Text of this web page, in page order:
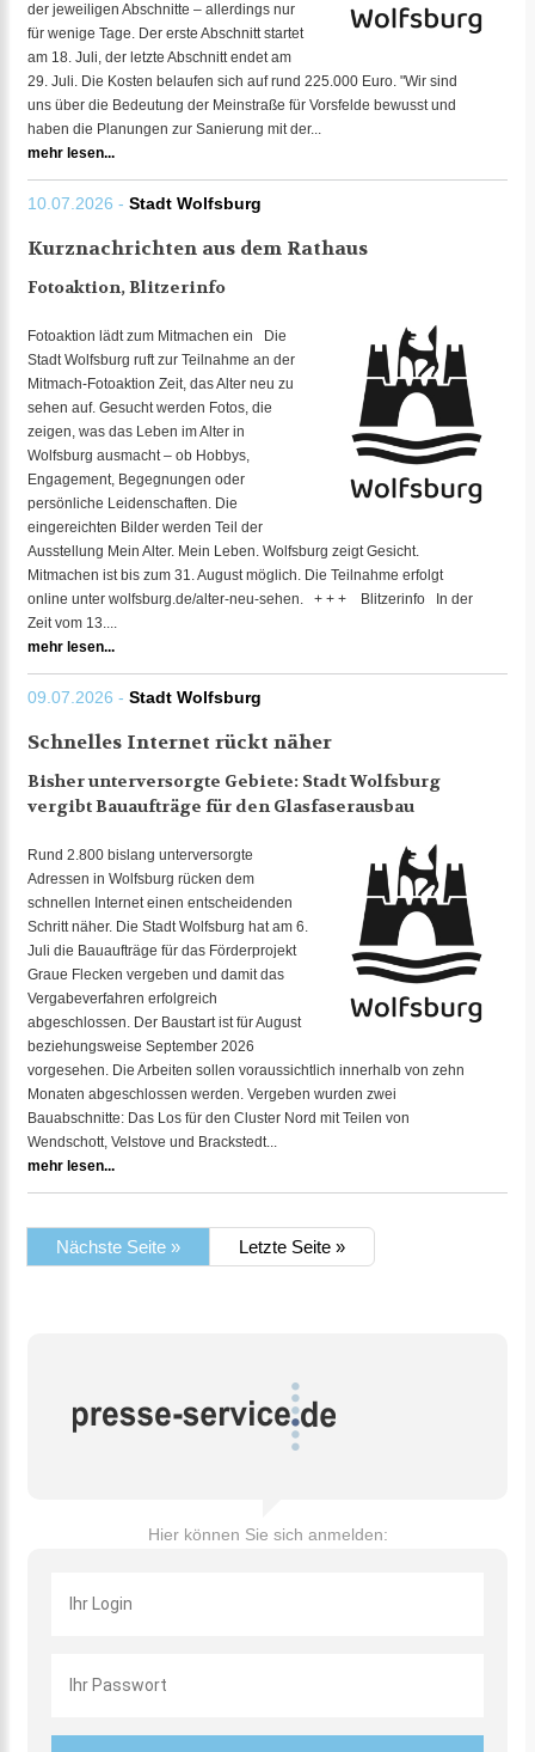
der jeweiligen Abschnitte – allerdings nur
für wenige Tage. Der erste Abschnitt startet
am 18. Juli, der letzte Abschnitt endet am
29. Juli. Die Kosten belaufen sich auf rund 225.000 Euro. "Wir sind
uns über die Bedeutung der Meinstraße für Vorsfelde bewusst und
haben die Planungen zur Sanierung mit der...
mehr lesen...
10.07.2026 - Stadt Wolfsburg
Kurznachrichten aus dem Rathaus
Fotoaktion, Blitzerinfo
Fotoaktion lädt zum Mitmachen ein Die
Stadt Wolfsburg ruft zur Teilnahme an der
Mitmach-Fotoaktion Zeit, das Alter neu zu
sehen auf. Gesucht werden Fotos, die
zeigen, was das Leben im Alter in
Wolfsburg ausmacht – ob Hobbys,
Engagement, Begegnungen oder
persönliche Leidenschaften. Die
eingereichten Bilder werden Teil der
Ausstellung Mein Alter. Mein Leben. Wolfsburg zeigt Gesicht.
Mitmachen ist bis zum 31. August möglich. Die Teilnahme erfolgt
online unter wolfsburg.de/alter-neu-sehen. + + + Blitzerinfo In der
Zeit vom 13....
mehr lesen...
09.07.2026 - Stadt Wolfsburg
Schnelles Internet rückt näher
Bisher unterversorgte Gebiete: Stadt Wolfsburg
vergibt Bauaufträge für den Glasfaserausbau
Rund 2.800 bislang unterversorgte
Adressen in Wolfsburg rücken dem
schnellen Internet einen entscheidenden
Schritt näher. Die Stadt Wolfsburg hat am 6.
Juli die Bauaufträge für das Förderprojekt
Graue Flecken vergeben und damit das
Vergabeverfahren erfolgreich
abgeschlossen. Der Baustart ist für August
beziehungsweise September 2026
vorgesehen. Die Arbeiten sollen voraussichtlich innerhalb von zehn
Monaten abgeschlossen werden. Vergeben wurden zwei
Bauabschnitte: Das Los für den Cluster Nord mit Teilen von
Wendschott, Velstove und Brackstedt...
mehr lesen...
Nächste Seite » Letzte Seite »
Hier können Sie sich anmelden: